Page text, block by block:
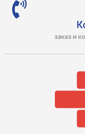
заказ и